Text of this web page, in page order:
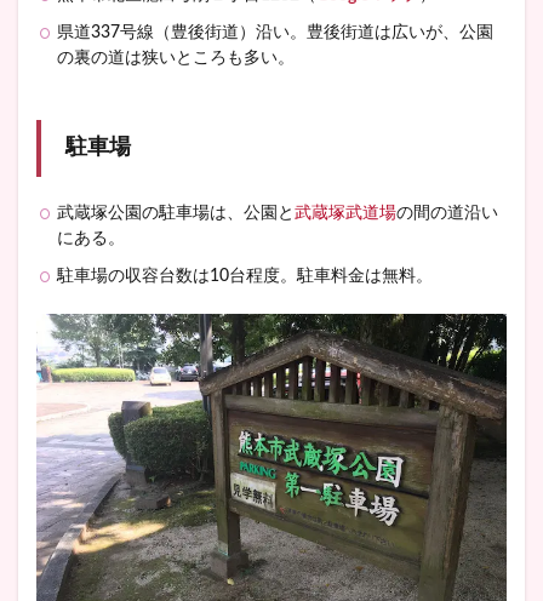
県道337号線（豊後街道）沿い。豊後街道は広いが、公園
の裏の道は狭いところも多い。
駐車場
武蔵塚公園の駐車場は、公園と 武蔵塚武道場の間の道沿い
にある。
駐車場の収容台数は10台程度。駐車料金は無料。